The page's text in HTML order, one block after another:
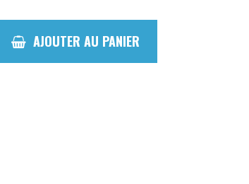
AJOUTER AU PANIER